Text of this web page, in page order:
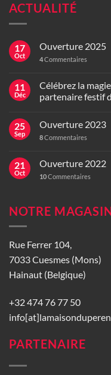
ACTUALITÉ
17
Oct
Ouverture 2025
4Commentaires
11
Déc
Célébrez la
partenaire festif
25
Sep
Ouverture 2023
8Commentaires
21
Oct
Ouverture 2022
10Commentaires
NOTRE
Rue Ferrer 104,
7033 Cuesmes (Mons)
Hainaut (Belgique)
+32 474 76 77 50
PARTENAIRE